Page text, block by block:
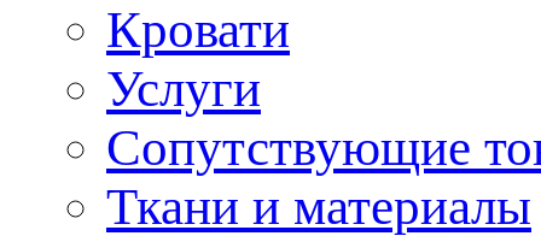
Кровати
Услуги
Сопутствующие
Ткани и материалы